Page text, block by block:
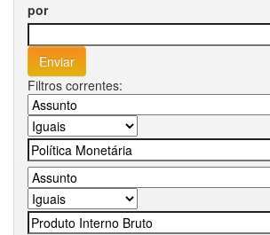
por
Filtros correntes: